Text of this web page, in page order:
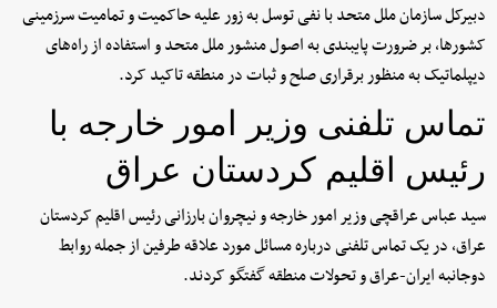
دبیرکل سازمان ملل متحد با نفی توسل به زور علیه حاکمیت و تمامیت سرزمینی
کشورها، بر ضرورت پایبندی به اصول منشور ملل متحد و استفاده از راه‌های
دیپلماتیک به منظور برقراری صلح و ثبات در منطقه تاکید کرد.
تماس تلفنی وزیر امور خارجه با
رئیس اقلیم کردستان عراق
سید عباس عراقچی وزیر امور خارجه و نیچروان بارزانی رئیس اقلیم کردستان
عراق، در یک تماس تلفنی درباره مسائل مورد علاقه طرفین از جمله روابط
دوجانبه ایران-عراق و تحولات منطقه گفتگو کردند.